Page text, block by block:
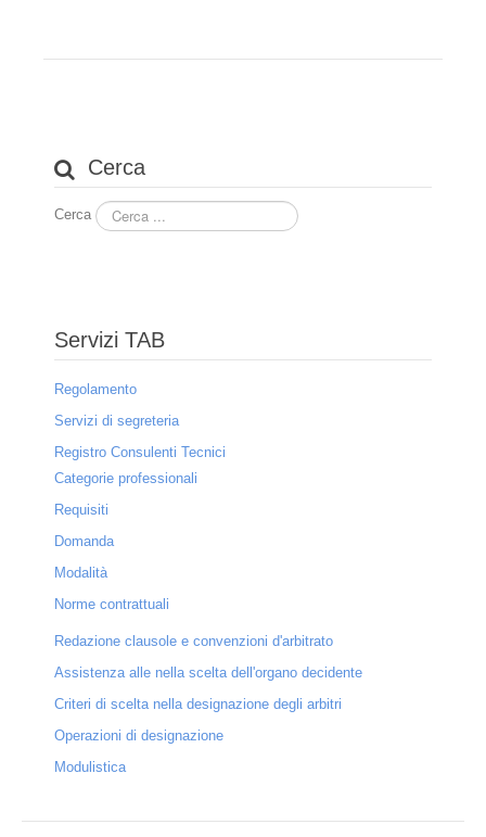
Comitato scientifico
Servizi TAB
Regolamento
Registro Consulenti Tecnici
Requisiti
Norme contrattuali
Redazione clausole e convenzioni d'arbitrato
Cerca
Cerca
Servizi TAB
Regolamento
Servizi di segreteria
Registro Consulenti Tecnici
Categorie professionali
Requisiti
Domanda
Modalità
Norme contrattuali
Redazione clausole e convenzioni d'arbitrato
Assistenza alle nella scelta dell'organo decidente
Criteri di scelta nella designazione degli arbitri
Operazioni di designazione
Modulistica